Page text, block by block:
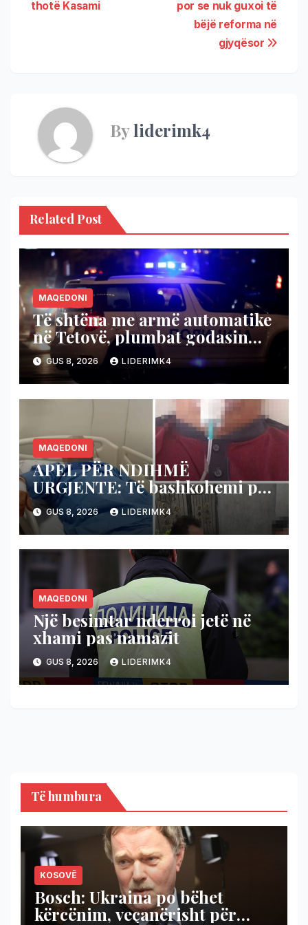
por se nuk guxoi të
bëjë reforma në
gjyqësor
thotë Kasami
Byliderimk4
Related Post
MAQEDONI
Të shtëna me armë automatike
në Tetovë, plumbat godasin
shtëpinë dhe veturën e një 48-
vjeçari
GUS 8, 2026 LIDERIMK4
MAQEDONI
APEL PËR NDIHMË
URGJENTE: Të bashkohemi për
shpëtimin e veteranit
kumanovar të dy luftërave
GUS 8, 2026 LIDERIMK4
MAQEDONI
Një besimtar nderroi jetë në
xhami pas namazit
GUS 8, 2026 LIDERIMK4
Të humbura
KOSOVË
Bosch: Ukraina po bëhet
kërcënim, veçanërisht për